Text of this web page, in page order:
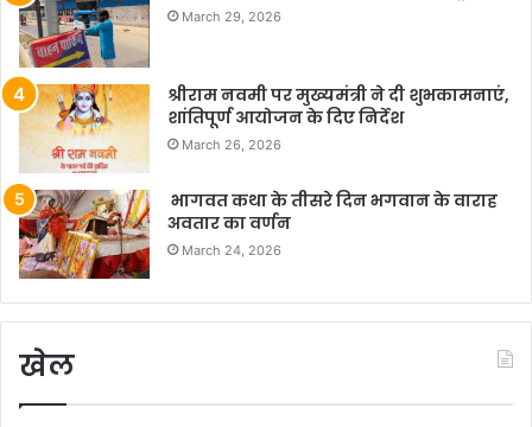
March 29, 2026
श्रीराम नवमी पर मुख्यमंत्री ने दी शुभकामनाएं,
शांतिपूर्ण आयोजन के दिए निर्देश
March 26, 2026
भागवत कथा के तीसरे दिन भगवान के वाराह
अवतार का वर्णन
March 24, 2026
खेल